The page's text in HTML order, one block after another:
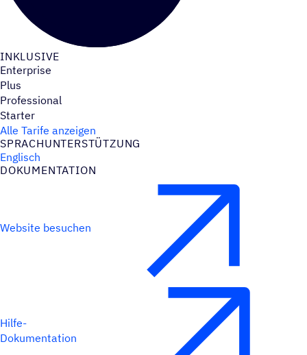
INKLU­SIVE
Enterprise
Plus
Professional
Starter
Alle Tarife anzeigen
SPRACH­UN­TER­STÜT­ZUNG
Englisch
DOKU­MEN­TA­TION
Website besuchen
Hilfe-
Dokumentation